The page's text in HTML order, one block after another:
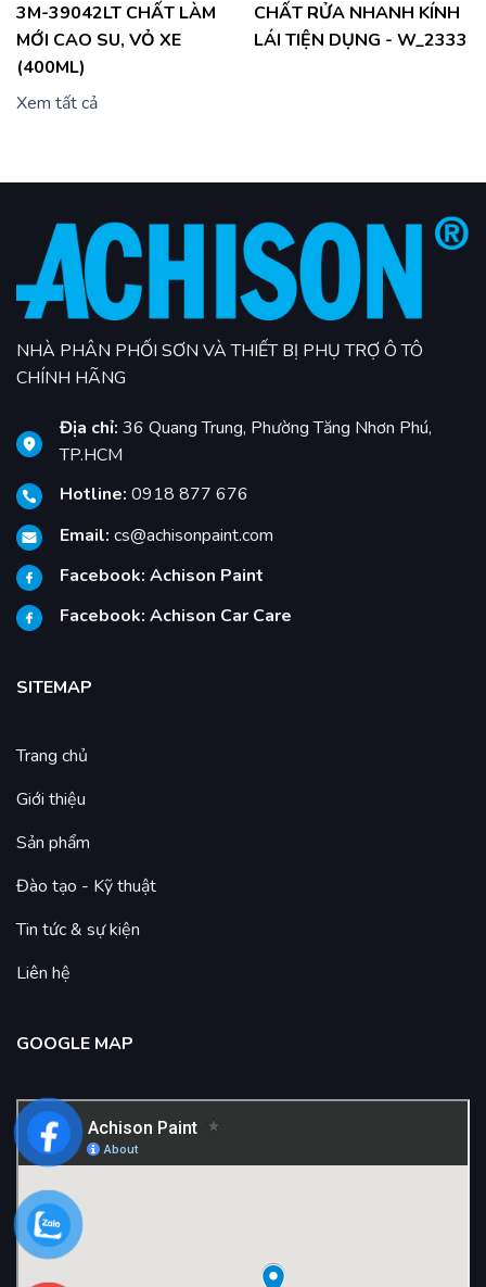
3M-39042LT CHẤT LÀM
MỚI CAO SU, VỎ XE
(400ML)
CHẤT RỬA NHANH KÍNH
LÁI TIỆN DỤNG - W_2333
Xem tất cả
NHÀ PHÂN PHỐI SƠN VÀ THIẾT BỊ PHỤ TRỢ Ô TÔ
CHÍNH HÃNG
Địa chỉ: 36 Quang Trung, Phường Tăng Nhơn Phú,
TP.HCM
Hotline: 0918 877 676
Email: cs@achisonpaint.com
Facebook: Achison Paint
Facebook: Achison Car Care
SITEMAP
Trang chủ
Giới thiệu
Sản phẩm
Đào tạo - Kỹ thuật
Tin tức & sự kiện
Liên hệ
GOOGLE MAP